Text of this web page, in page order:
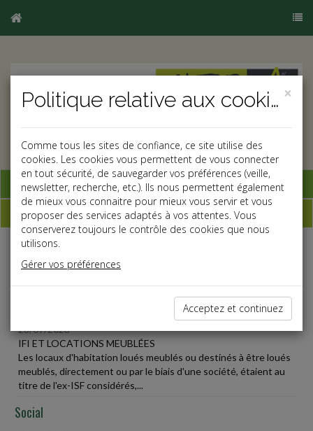
Base documentaire
Dépêches
Liste des dernières dépêches
28/07/2023
IFI ET LOCATIONS MEUBLÉES
Les locaux d'habitation loués meublés ou destinés à être loués
meublés, directement ou par le biais d'une société, étaient au
titre de l'ex-ISF considérés,...
Social
×
Politique relative aux cookies
Comme tous les sites de confiance, ce site utilise des
cookies. Les cookies vous permettent de vous connecter
en tout sécurité, de sauvegarder vos préférences (veille,
newsletter, recherche, etc.). Ils nous permettent également
de mieux vous connaitre pour mieux vous servir et vous
proposer des services adaptés à vos attentes. Vous
conserverez toujours le contrôle des cookies que nous
utilisons.
Gérer vos préférences
Acceptez et continuez